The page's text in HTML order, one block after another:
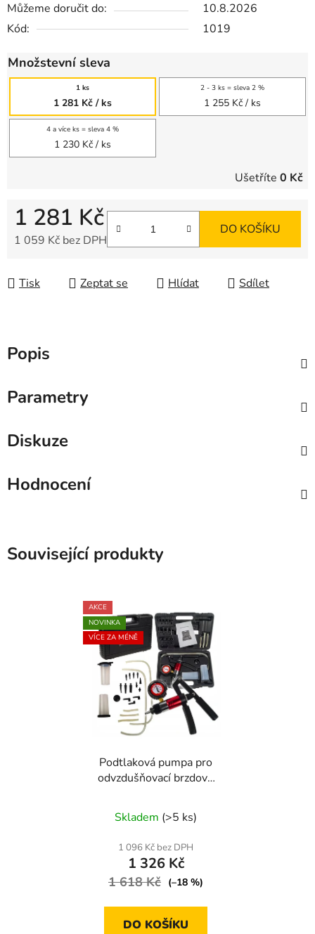
Můžeme doručit do:
10.8.2026
Kód:
1019
Množstevní sleva
1 ks
1 281 Kč / ks
2 - 3 ks = sleva 2 %
1 255 Kč / ks
4 a více ks = sleva 4 %
1 230 Kč / ks
Ušetříte 0 Kč
1 281 Kč
1 059 Kč bez DPH
DO KOŠÍKU
Tisk Zeptat se Hlídat Sdílet
Popis
Parametry
Diskuze
Hodnocení
Související produkty
AKCE
NOVINKA
VÍCE ZA MÉNĚ
Podtlaková pumpa pro
odvzdušňovací brzdové
hodnocení
produktu
je
3,3
5
Skladem (>5 ks)
1 096 Kč bez DPH
1 326 Kč
1 618 Kč (–18 %)
DO KOŠÍKU